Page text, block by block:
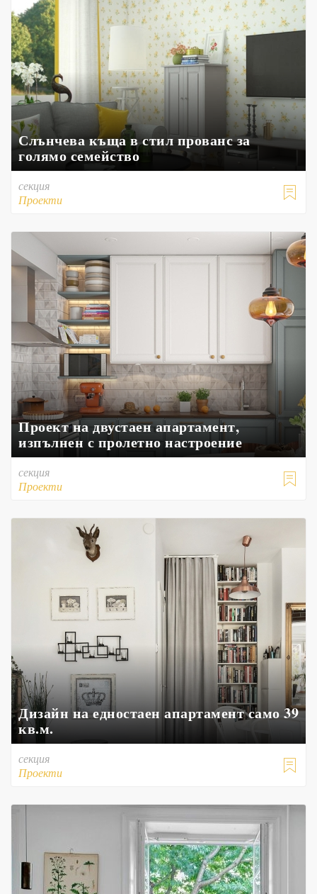
Слънчева къща в стил прованс за
голямо семейство

секция
Проекти
Проект на двустаен апартамент,
изпълнен с пролетно настроение

секция
Проекти
Дизайн на едностаен апартамент само 39
кв.м.

секция
Проекти